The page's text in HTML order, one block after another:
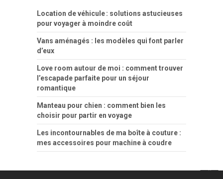
Location de véhicule : solutions astucieuses
pour voyager à moindre coût
Vans aménagés : les modèles qui font parler
d’eux
Love room autour de moi : comment trouver
l’escapade parfaite pour un séjour
romantique
Manteau pour chien : comment bien les
choisir pour partir en voyage
Les incontournables de ma boîte à couture :
mes accessoires pour machine à coudre